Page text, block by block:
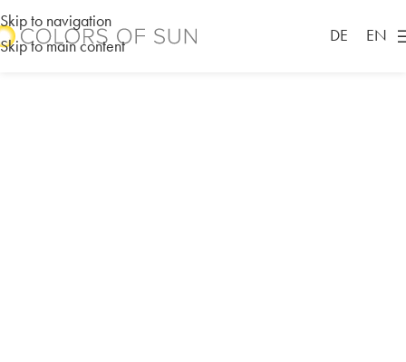
Skip to navigation
Skip to main content
DE EN